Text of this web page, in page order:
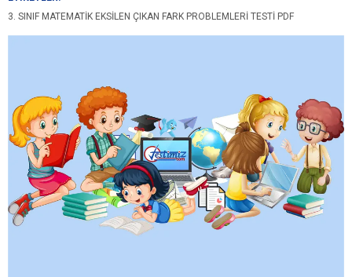
3. SINIF MATEMATIK EKSILEN ÇIKAN FARK PROBLEMLERI TESTI PDF